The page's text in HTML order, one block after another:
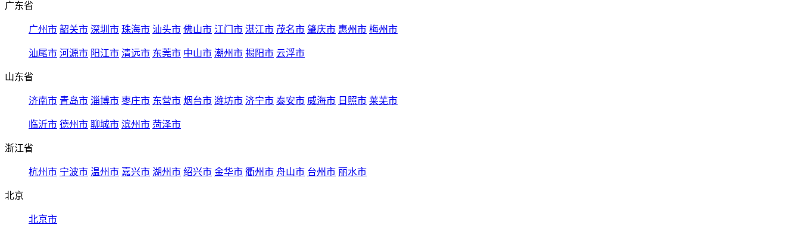
广东省
广州市 韶关市 深圳市 珠海市 汕头市 佛山市 江门市 湛江市 茂名市 肇庆市 惠州市 梅州市
汕尾市 河源市 阳江市 清远市 东莞市 中山市 潮州市 揭阳市 云浮市
山东省
济南市 青岛市 淄博市 枣庄市 东营市 烟台市 潍坊市 济宁市 泰安市 威海市 日照市 莱芜市
临沂市 德州市 聊城市 滨州市 菏泽市
浙江省
杭州市 宁波市 温州市 嘉兴市 湖州市 绍兴市 金华市 衢州市 舟山市 台州市 丽水市
北京
北京市